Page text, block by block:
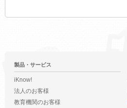
製品・サービス
iKnow!
法人のお客様
教育機関のお客様